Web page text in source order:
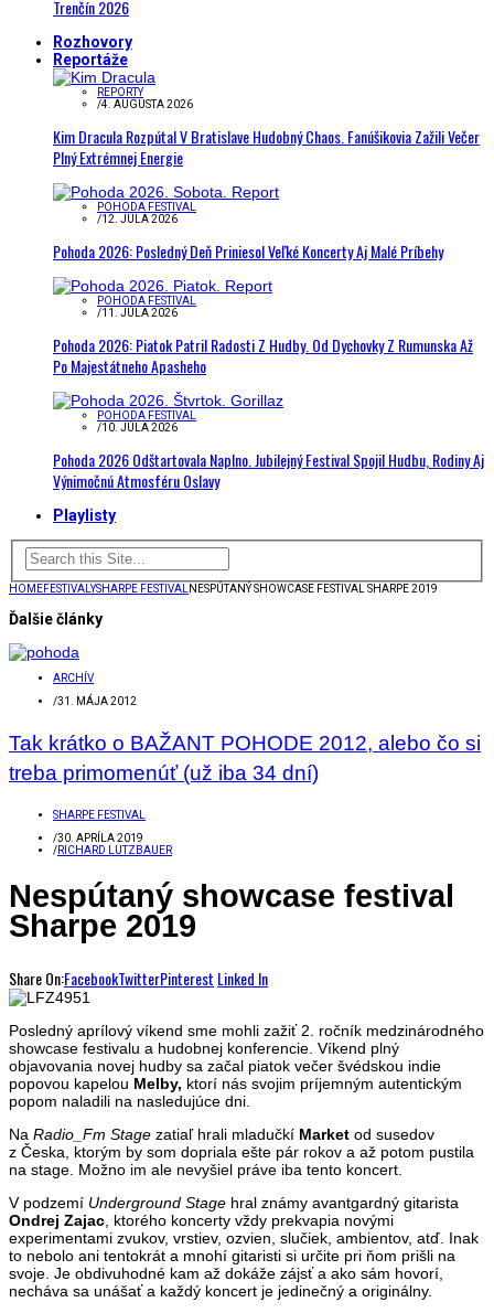
Trenčín 2026
Rozhovory
Reportáže
REPORTY
/4. AUGUSTA 2026
Kim Dracula Rozpútal V Bratislave Hudobný Chaos. Fanúšikovia Zažili Večer
Plný Extrémnej Energie
POHODA FESTIVAL
/12. JÚLA 2026
Pohoda 2026: Posledný Deň Priniesol Veľké Koncerty Aj Malé Príbehy
POHODA FESTIVAL
/11. JÚLA 2026
Pohoda 2026: Piatok Patril Radosti Z Hudby. Od Dychovky Z Rumunska Až
Po Majestátneho Apasheho
POHODA FESTIVAL
/10. JÚLA 2026
Pohoda 2026 Odštartovala Naplno. Jubilejný Festival Spojil Hudbu, Rodiny Aj
Výnimočnú Atmosféru Oslavy
Playlisty
HOMEFESTIVALYSHARPE FESTIVAL NESPÚTANÝ SHOWCASE FESTIVAL SHARPE 2019
Ďalšie články
ARCHÍV
/31. MÁJA 2012
Tak krátko o BAŽANT POHODE 2012, alebo čo si
treba primomenúť (už iba 34 dní)
SHARPE FESTIVAL
/30. APRÍLA 2019
/RICHARD LUTZBAUER
Nespútaný showcase festival
Sharpe 2019
Share On:FacebookTwitterPinterest Linked In
Posledný aprílový víkend sme mohli zažiť 2. ročník medzinárodného
showcase festivalu a hudobnej konferencie. Víkend plný
objavovania novej hudby sa začal piatok večer švédskou indie
popovou kapelou Melby, ktorí nás svojim príjemným autentickým
popom naladili na nasledujúce dni.
Na Radio_Fm Stage zatiaľ hrali mladučkí Market od susedov
z Česka, ktorým by som dopriala ešte pár rokov a až potom pustila
na stage. Možno im ale nevyšiel práve iba tento koncert.
V podzemí Underground Stage hral známy avantgardný gitarista
Ondrej Zajac , ktorého koncerty vždy prekvapia novými
experimentami zvukov, vrstiev, ozvien, slučiek, ambientov, atď. Inak
to nebolo ani tentokrát a mnohí gitaristi si určite pri ňom prišli na
svoje. Je obdivuhodné kam až dokáže zájsť a ako sám hovorí,
necháva sa unášať a každý koncert je jedinečný a originálny.